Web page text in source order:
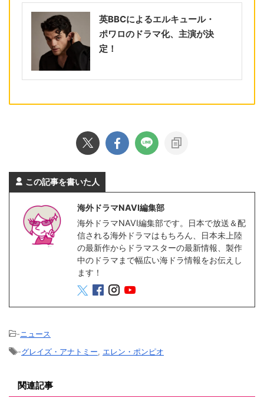
英BBCによるエルキュール・
ポワロのドラマ化、主演が決
定！
この記事を書いた人
海外ドラマNAVI編集部
海外ドラマNAVI編集部です。日本で放送＆配
信される海外ドラマはもちろん、日本未上陸
の最新作からドラマスターの最新情報、製作
中のドラマまで幅広い海ドラ情報をお伝えし
ます！
-ニュース
-グレイズ・アナトミー エレン・ポンピオ
関連記事